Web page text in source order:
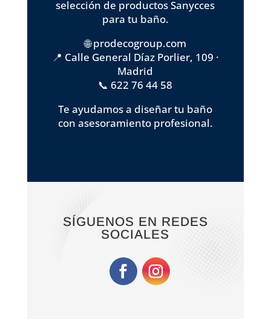
selección de productos Sanycces
para tu baño.
🌐 prodecogroup.com
📍 Calle General Díaz Porlier, 109 ·
Madrid
📞 622 76 44 58
Te ayudamos a diseñar tu baño
con asesoramiento profesional.
SÍGUENOS EN REDES
SOCIALES